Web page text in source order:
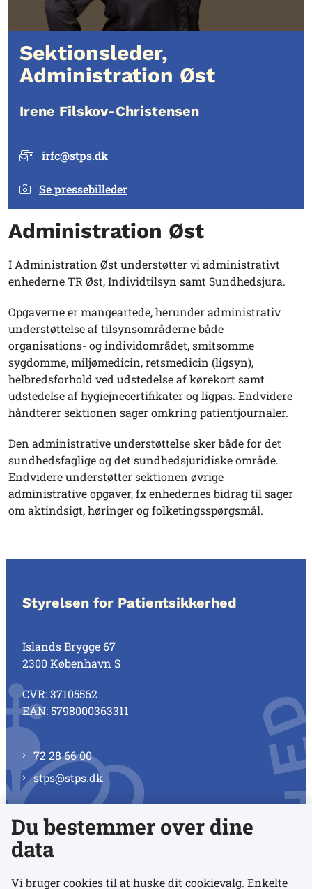
Sektionsleder,
Administration Øst
Irene Filskov-Christensen
irfc@stps.dk
Se pressebilleder
Administration Øst
I Administration Øst understøtter vi administrativt
enhederne TR Øst, Individtilsyn samt Sundhedsjura.
Opgaverne er mangeartede, herunder administrativ
understøttelse af tilsynsområderne både
organisations- og individområdet, smitsomme
sygdomme, miljømedicin, retsmedicin (ligsyn),
helbredsforhold ved udstedelse af kørekort samt
udstedelse af hygiejnecertifikater og ligpas. Endvidere
håndterer sektionen sager omkring patientjournaler.
Den administrative understøttelse sker både for det
sundhedsfaglige og det sundhedsjuridiske område.
Endvidere understøtter sektionen øvrige
administrative opgaver, fx enhedernes bidrag til sager
om aktindsigt, høringer og folketingsspørgsmål.
Styrelsen for Patientsikkerhed
Islands Brygge 67
2300 København S
CVR: 37105562
EAN: 5798000363311
72 28 66 00
stps@stps.dk
Se alle kontaktnumre
Du bestemmer over dine
data
Vi bruger cookies til at huske dit cookievalg. Enkelte